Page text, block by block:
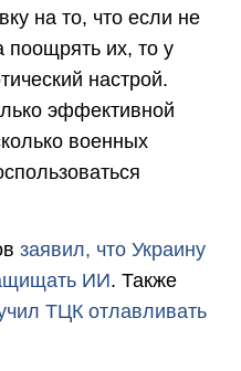
на то, что если не
поощрять их, то у
настрой.
эффективной
военных
заявил, что Украину
ИИ. Также
ТЦК отлавливать